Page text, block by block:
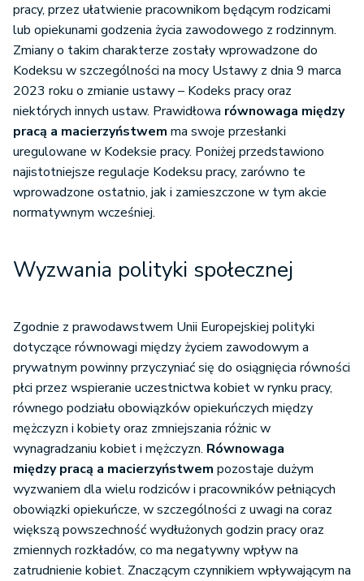
Praca na urlopie rodzicielskim
Badania lekarskie w czasie ciąży
Praca na urlopie wychowawczym
Obniżenie wymiaru etatu
Przerwa na karmienie
Dni wolne opieki nad dzieckiem
Elastyczna organizacja pracy
pracy, przez ułatwienie pracownikom będącym rodzicami
lub opiekunami godzenia życia zawodowego z rodzinnym.
Zmiany o takim charakterze zostały wprowadzone do
Kodeksu w szczególności na mocy Ustawy z dnia 9 marca
2023 roku o zmianie ustawy – Kodeks pracy oraz
niektórych innych ustaw. Prawidłowa równowaga między
pracą a macierzyństwem ma swoje przesłanki
uregulowane w Kodeksie pracy. Poniżej przedstawiono
najistotniejsze regulacje Kodeksu pracy, zarówno te
wprowadzone ostatnio, jak i zamieszczone w tym akcie
normatywnym wcześniej.
Wyzwania polityki społecznej
Zgodnie z prawodawstwem Unii Europejskiej polityki
dotyczące równowagi między życiem zawodowym a
prywatnym powinny przyczyniać się do osiągnięcia równości
płci przez wspieranie uczestnictwa kobiet w rynku pracy,
równego podziału obowiązków opiekuńczych między
mężczyzn i kobiety oraz zmniejszania różnic w
wynagradzaniu kobiet i mężczyzn. Równowaga
między pracą a macierzyństwem pozostaje dużym
wyzwaniem dla wielu rodziców i pracowników pełniących
obowiązki opiekuńcze, w szczególności z uwagi na coraz
większą powszechność wydłużonych godzin pracy oraz
zmiennych rozkładów, co ma negatywny wpływ na
zatrudnienie kobiet. Znaczącym czynnikiem wpływającym na